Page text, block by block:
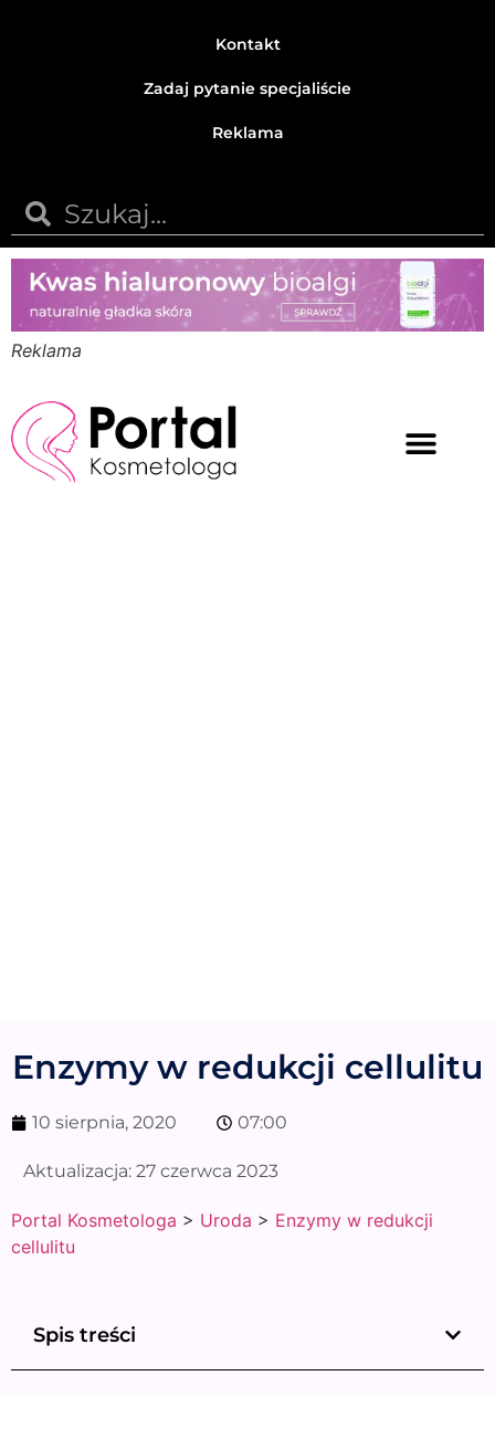
Kontakt
Zadaj pytanie specjaliście
Reklama
Reklama
Enzymy w redukcji cellulitu
10 sierpnia, 2020 07:00
Aktualizacja: 27 czerwca 2023
Portal Kosmetologa > Uroda > Enzymy w redukcji
cellulitu
Spis treści